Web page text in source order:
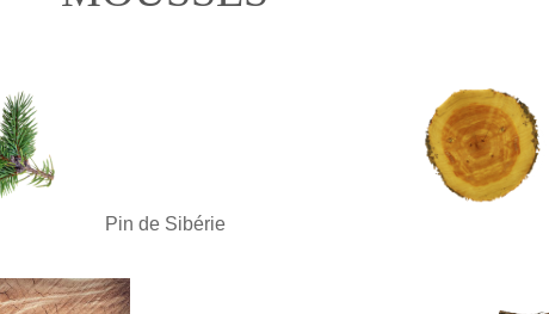
Pin de Sibérie